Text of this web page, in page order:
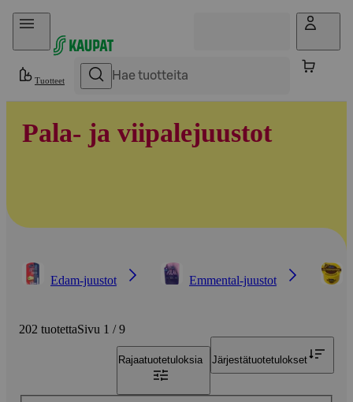
Hyppää sisältöön
Tuotteet
Pala- ja viipalejuustot
Edam-juustot Emmental-juustot
202 tuotettaSivu 1 / 9
Rajaatuotetuloksia Järjestätuotetulokset